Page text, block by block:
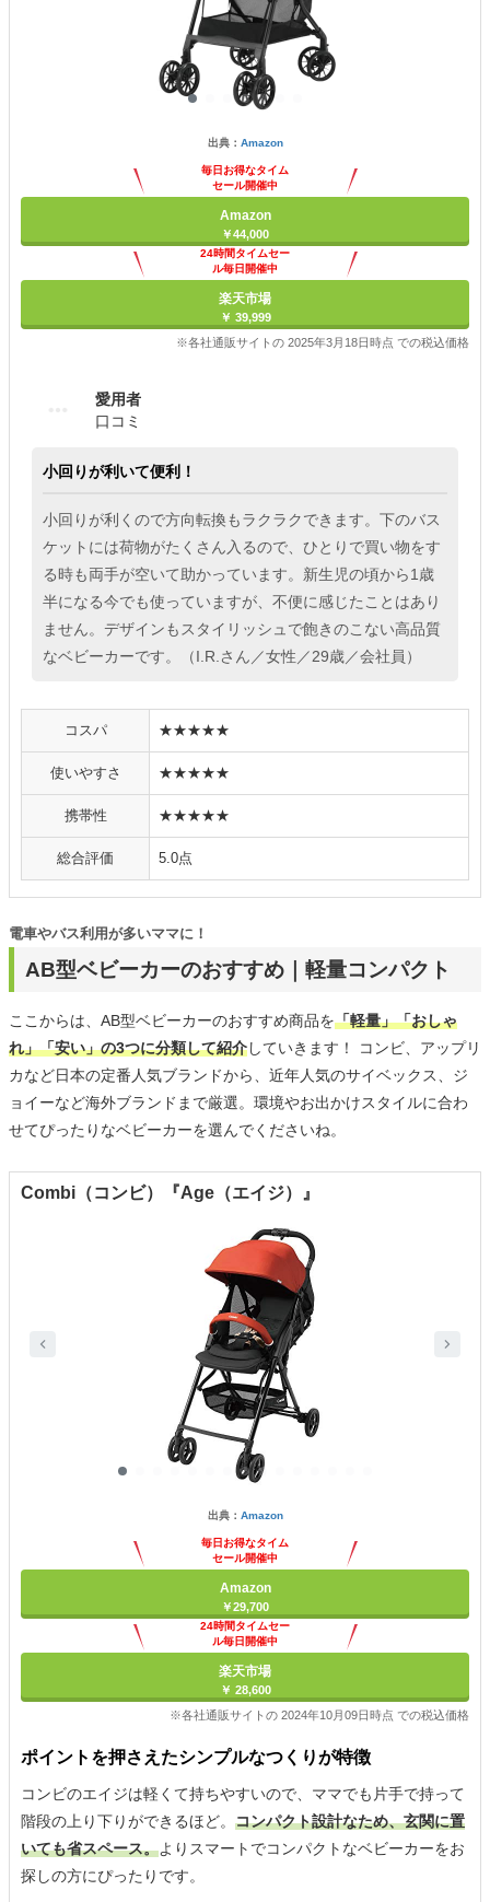
出典： Amazon
毎日お得なタイム
セール開催中
Amazon
￥44,000
24時間タイムセー
ル毎日開催中
楽天市場
￥ 39,999
※各社通販サイトの 2025年3月18日時点 での税込価格
愛用者
口コミ
小回りが利いて便利！
小回りが利くので方向転換もラクラクできます。下のバス
ケットには荷物がたくさん入るので、ひとりで買い物をす
る時も両手が空いて助かっています。新生児の頃から1歳
半になる今でも使っていますが、不便に感じたことはあり
ません。デザインもスタイリッシュで飽きのこない高品質
なベビーカーです。（I.R.さん／女性／29歳／会社員）
コスパ ★★★★★
使いやすさ ★★★★★
携帯性 ★★★★★
総合評価 5.0点
AB型ベビーカーのおすすめ｜軽量コンパクト
電車やバス利用が多いママに！
ここからは、AB型ベビーカーのおすすめ商品を「軽量」「おしゃ
れ」「安い」の3つに分類して紹介していきます！ コンビ、アップリ
カなど日本の定番人気ブランドから、近年人気のサイベックス、ジ
ョイーなど海外ブランドまで厳選。環境やお出かけスタイルに合わ
せてぴったりなベビーカーを選んでくださいね。
Combi（コンビ）『Age（エイジ）』
出典： Amazon
毎日お得なタイム
セール開催中
Amazon
￥29,700
24時間タイムセー
ル毎日開催中
楽天市場
￥ 28,600
※各社通販サイトの 2024年10月09日時点 での税込価格
ポイントを押さえたシンプルなつくりが特徴
コンビのエイジは軽くて持ちやすいので、ママでも片手で持って
階段の上り下りができるほど。 コンパクト設計なため、玄関に置
いても省スペース。よりスマートでコンパクトなベビーカーをお
探しの方にぴったりです。